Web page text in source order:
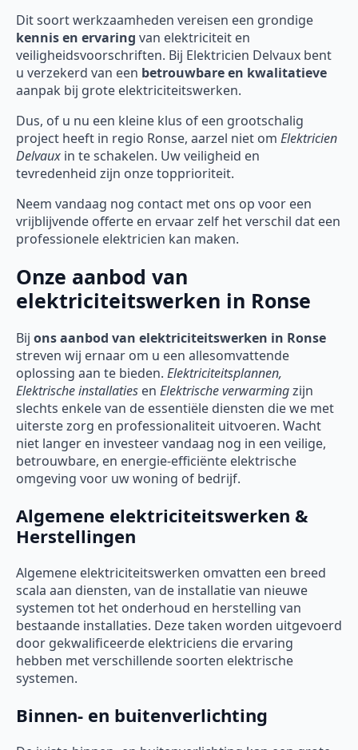
Dit soort werkzaamheden vereisen een grondige
kennis en ervaring van elektriciteit en
veiligheidsvoorschriften. Bij Elektricien Delvaux bent
u verzekerd van een betrouwbare en kwalitatieve
aanpak bij grote elektriciteitswerken.
Dus, of u nu een kleine klus of een grootschalig
project heeft in regio Ronse, aarzel niet om Elektricien
Delvaux in te schakelen. Uw veiligheid en
tevredenheid zijn onze topprioriteit.
Neem vandaag nog contact met ons op voor een
vrijblijvende offerte en ervaar zelf het verschil dat een
professionele elektricien kan maken.
Onze aanbod van
elektriciteitswerken in Ronse
Bij ons aanbod van elektriciteitswerken in Ronse
streven wij ernaar om u een allesomvattende
oplossing aan te bieden. Elektriciteitsplannen,
Elektrische installaties en Elektrische verwarmingzijn
slechts enkele van de essentiële diensten die we met
uiterste zorg en professionaliteit uitvoeren. Wacht
niet langer en investeer vandaag nog in een veilige,
betrouwbare, en energie-efficiënte elektrische
omgeving voor uw woning of bedrijf.
Algemene elektriciteitswerken &
Herstellingen
Algemene elektriciteitswerken omvatten een breed
scala aan diensten, van de installatie van nieuwe
systemen tot het onderhoud en herstelling van
bestaande installaties. Deze taken worden uitgevoerd
door gekwalificeerde elektriciens die ervaring
hebben met verschillende soorten elektrische
systemen.
Binnen- en buitenverlichting